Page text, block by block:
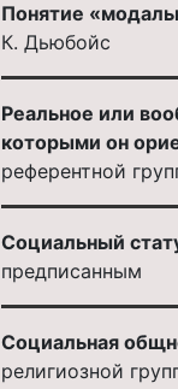
Понятие
К. Дьюбойс
Реальное или
которыми он
референтной
Социальный
предписанным
Социальная
религиозной